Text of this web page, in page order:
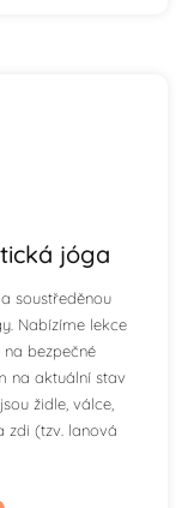
jóga
soustředěnou
Nabízíme lekce
bezpečné
na aktuální stav
židle, válce,
zdi (tzv. lanová